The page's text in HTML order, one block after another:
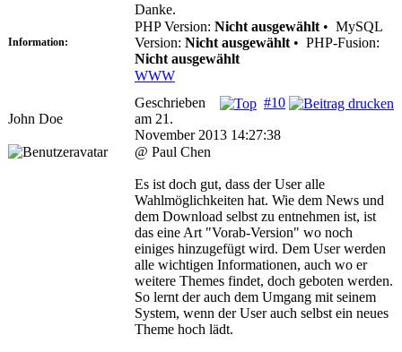
Danke.
Information:
PHP Version: Nicht ausgewählt • MySQL
Version: Nicht ausgewählt • PHP-Fusion:
Nicht ausgewählt
WWW
John Doe
#10
Geschrieben
am 21.
November 2013 14:27:38
@ Paul Chen
Es ist doch gut, dass der User alle
Wahlmöglichkeiten hat. Wie dem News und
dem Download selbst zu entnehmen ist, ist
das eine Art "Vorab-Version" wo noch
einiges hinzugefügt wird. Dem User werden
alle wichtigen Informationen, auch wo er
weitere Themes findet, doch geboten werden.
So lernt der auch dem Umgang mit seinem
System, wenn der User auch selbst ein neues
Theme hoch lädt.